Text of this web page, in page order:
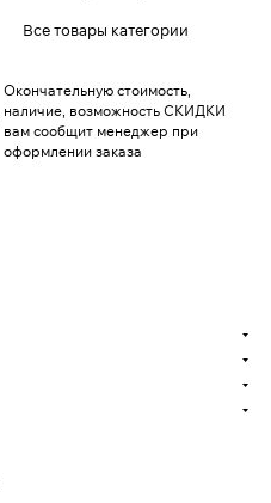
Все товары категории
Окончательную стоимость,
наличие, возможность СКИДКИ
вам сообщит менеджер при
оформлении заказа